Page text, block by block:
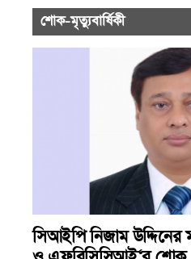
শোক-মৃত্যুবার্ষিকী
সিআইপি নিজাম উদ্দিনের
ও এফবিসিসিআই‘র শোক